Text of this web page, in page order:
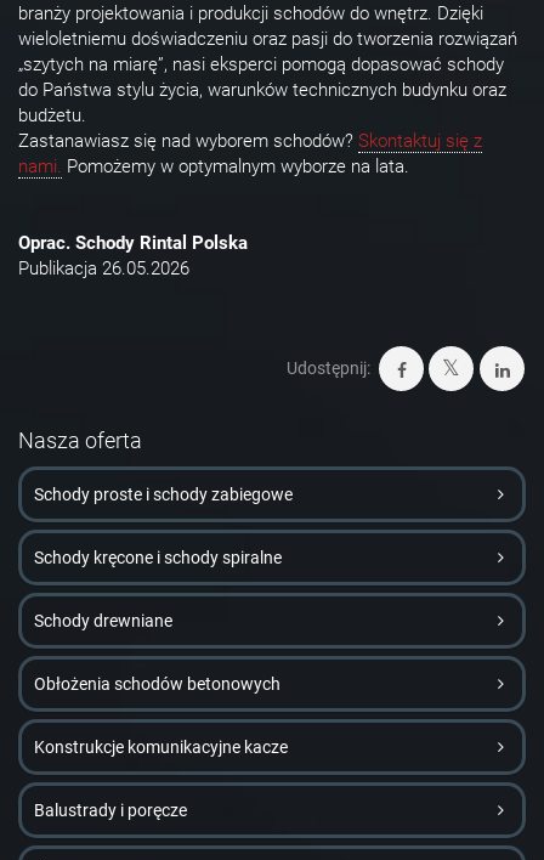
branży projektowania i produkcji schodów do wnętrz. Dzięki
wieloletniemu doświadczeniu oraz pasji do tworzenia rozwiązań
„szytych na miarę”, nasi eksperci pomogą dopasować schody
do Państwa stylu życia, warunków technicznych budynku oraz
budżetu.
Zastanawiasz się nad wyborem schodów? Skontaktuj się z
nami. Pomożemy w optymalnym wyborze na lata.
Oprac. Schody Rintal Polska
Publikacja 26.05.2026
Udostępnij:
Nasza oferta
Schody proste i schody zabiegowe
Schody kręcone i schody spiralne
Schody drewniane
Obłożenia schodów betonowych
Konstrukcje komunikacyjne kacze
Balustrady i poręcze